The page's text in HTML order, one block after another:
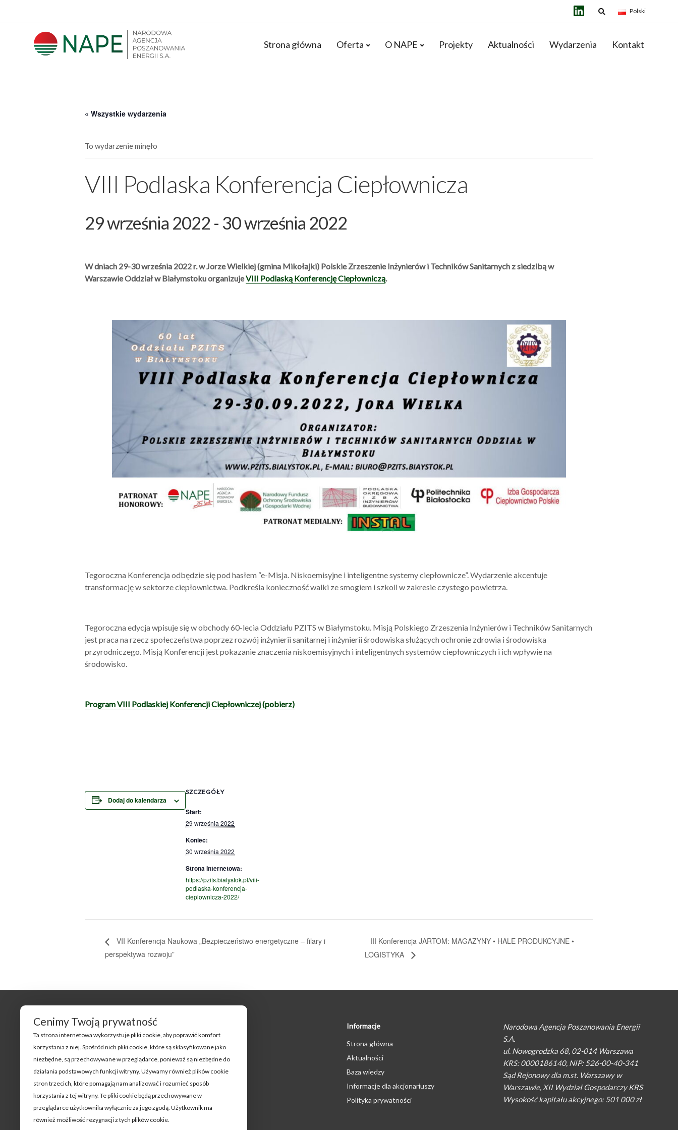
Polski
Strona główna Oferta O NAPE Projekty Aktualności Wydarzenia Kontakt
« Wszystkie wydarzenia
To wydarzenie minęło
VIII Podlaska Konferencja Ciepłownicza
29 września 2022 - 30 września 2022
W dniach 29-30 września 2022 r. w Jorze Wielkiej (gmina Mikołajki) Polskie Zrzeszenie Inżynierów i Techników Sanitarnych z siedzibą w
Warszawie Oddział w Białymstoku organizujeVIII Podlaską Konferencję Ciepłowniczą.
Tegoroczna Konferencja odbędzie się pod hasłem “e-Misja. Niskoemisyjne i inteligentne systemy ciepłownicze”. Wydarzenie akcentuje
transformację w sektorze ciepłownictwa. Podkreśla konieczność walki ze smogiem i szkoli w zakresie czystego powietrza.
Tegoroczna edycja wpisuje się w obchody 60-lecia Oddziału PZITS w Białymstoku. Misją Polskiego Zrzeszenia Inżynierów i Techników Sanitarnych
jest praca na rzecz społeczeństwa poprzez rozwój inżynierii sanitarnej i inżynierii środowiska służących ochronie zdrowia i środowiska
przyrodniczego. Misją Konferencji jest pokazanie znaczenia niskoemisyjnych i inteligentnych systemów ciepłowniczych i ich wpływie na
środowisko.
Program VIII Podlaskiej Konferencji Ciepłowniczej (pobierz)
Dodaj do kalendarza
SZCZEGÓŁY
Start:
29 września 2022
Koniec:
30 września 2022
Strona internetowa:
https://pzits.bialystok.pl/viii-
podlaska-konferencja-
cieplownicza-2022/
VII Konferencja Naukowa „Bezpieczeństwo energetyczne – filary i
perspektywa rozwoju”
III Konferencja JARTOM: MAGAZYNY • HALE PRODUKCYJNE •
LOGISTYKA
Oferta
Dla zarządców i samorządów
Dla Przedsiębiorstw
Dla instytucji finansowych
Dla samorządów
Dla inwestorów
Działalność
Zespół
Współpraca
Projekty
Kontakt
Informacje
Strona główna
Aktualności
Baza wiedzy
Informacje dla akcjonariuszy
Polityka prywatności
Narodowa Agencja Poszanowania Energii
S.A.
ul. Nowogrodzka 68, 02-014 Warszawa
KRS: 0000186140, NIP: 526-00-40-341
Sąd Rejonowy dla m.st. Warszawy w
Warszawie, XII Wydział Gospodarczy KRS
Wysokość kapitału akcyjnego: 501 000 zł
Cenimy Twoją prywatność
Ta strona internetowa wykorzystuje pliki cookie, aby poprawić komfort
korzystania z niej. Spośród nich pliki cookie, które są sklasyfikowane jako
niezbędne, są przechowywane w przeglądarce, ponieważ są niezbędne do
działania podstawowych funkcji witryny. Używamy również plików cookie
stron trzecich, które pomagają nam analizować i rozumieć sposób
korzystania z tej witryny. Te pliki cookie będą przechowywane w
przeglądarce użytkownika wyłącznie za jego zgodą. Użytkownik ma
również możliwość rezygnacji z tych plików cookie.